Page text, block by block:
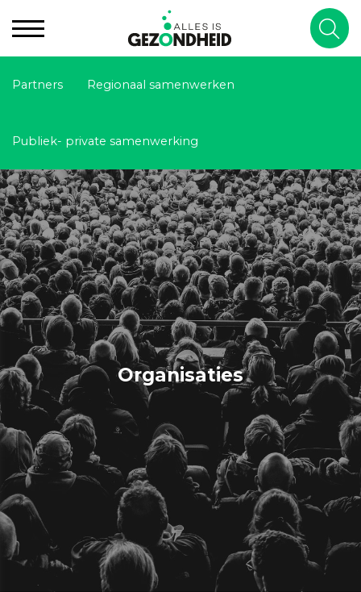
Partners Regionaal samenwerken
Publiek- private samenwerking
Organisaties